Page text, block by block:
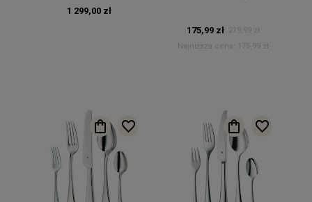
1 299,00 zł
175,99 zł 219,99 zł
Najniższa cena:
175,99 zł